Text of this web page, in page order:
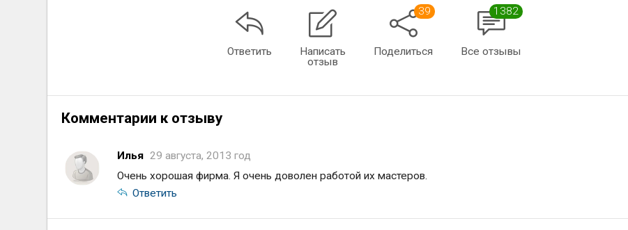
Ответить
Написать
отзыв
39
Поделиться
1382
Все отзывы
Комментарии к отзыву
Илья 29 августа, 2013 год
Очень хорошая фирма. Я очень доволен работой их мастеров.
Ответить